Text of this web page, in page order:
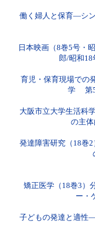
働く婦人と保育―シ
日本映画（8巻5号・
郎/昭和18
育児・保育現場での
学 第5
大阪市立大学生活科
の主
発達障害研究（18巻
矯正医学（18巻3）
ー・
子どもの発達と適性